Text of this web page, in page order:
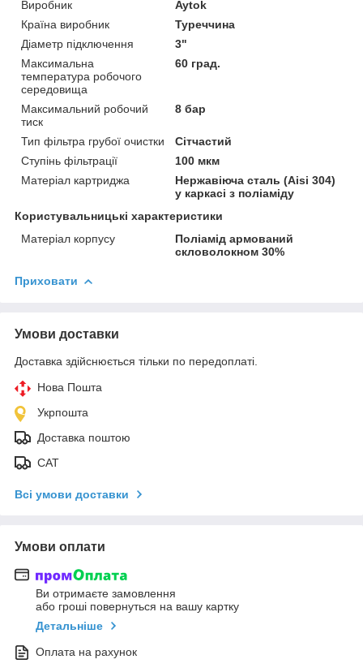
Виробник
Aytok
Країна виробник
Туреччина
Діаметр підключення
3"
Максимальна
температура робочого
середовища
60 град.
Максимальний робочий
тиск
8 бар
Тип фільтра грубої очистки
Сітчастий
Ступінь фільтрації
100 мкм
Матеріал картриджа
Нержавіюча сталь (Aisi 304)
у каркасі з поліаміду
Користувальницькі характеристики
Матеріал корпусу
Поліамід армований
скловолокном 30%
Приховати
Умови доставки
Доставка здійснюється тільки по передоплаті.
Нова Пошта
Укрпошта
Доставка поштою
САТ
Всі умови доставки
Умови оплати
Ви отримаєте замовлення
або гроші повернуться на вашу картку
Детальніше
Оплата на рахунок